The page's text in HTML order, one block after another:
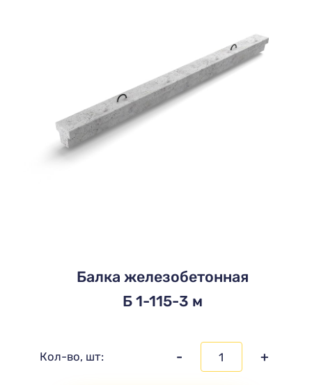
Балка железобетонная
Б 1-115-3 м
Кол-во, шт: - +